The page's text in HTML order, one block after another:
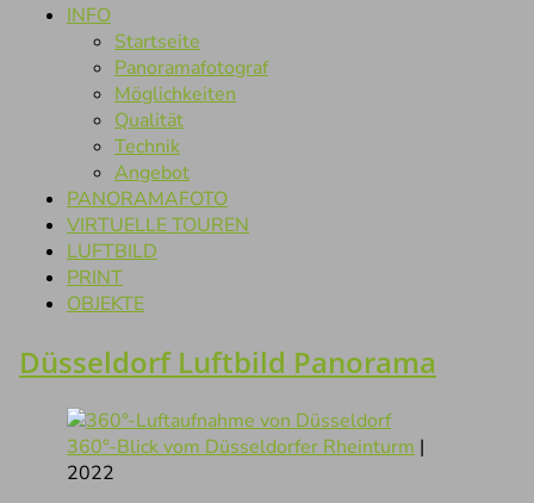
INFO
Startseite
Panoramafotograf
Möglichkeiten
Qualität
Technik
Angebot
PANORAMAFOTO
VIRTUELLE TOUREN
LUFTBILD
PRINT
OBJEKTE
Düsseldorf Luftbild Panorama
360°-Blick vom Düsseldorfer Rheinturm |
2022